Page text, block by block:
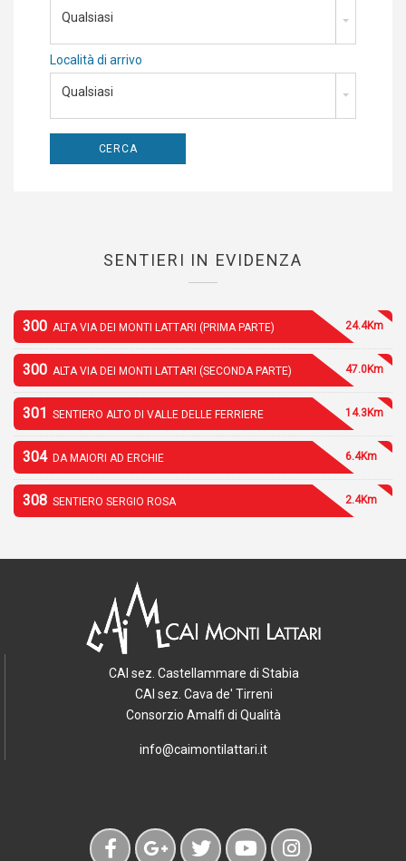
Qualsiasi
Località di arrivo
Qualsiasi
SENTIERI IN EVIDENZA
300 ALTA VIA DEI MONTI LATTARI (PRIMA PARTE) 24.4Km
300 ALTA VIA DEI MONTI LATTARI (SECONDA PARTE) 47.0Km
301 SENTIERO ALTO DI VALLE DELLE FERRIERE 14.3Km
304 DA MAIORI AD ERCHIE 6.4Km
308 SENTIERO SERGIO ROSA 2.4Km
CAI sez. Castellammare di Stabia
CAI sez. Cava de' Tirreni
Consorzio Amalfi di Qualità
info@caimontilattari.it